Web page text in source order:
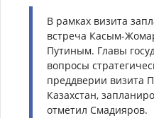
В рамках визита
встреча Касым-
Путиным. Главы
вопросы
преддверии визита
Казахстан,
отметил Смадияров.